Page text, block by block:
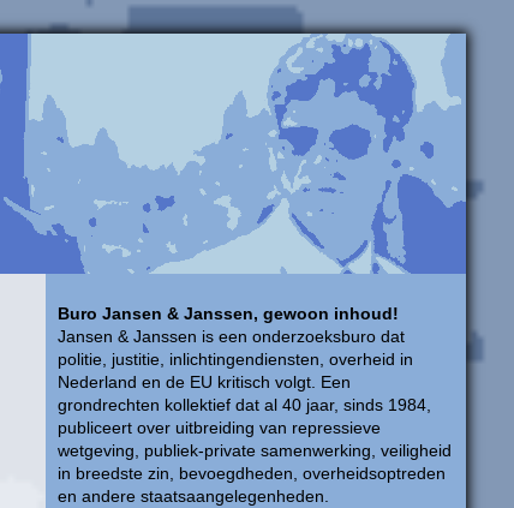
Buro Jansen & Janssen, gewoon inhoud!
Jansen & Janssen is een onderzoeksburo dat
politie, justitie, inlichtingendiensten, overheid in
Nederland en de EU kritisch volgt. Een
grondrechten kollektief dat al 40 jaar, sinds 1984,
publiceert over uitbreiding van repressieve
wetgeving, publiek-private samenwerking, veiligheid
in breedste zin, bevoegdheden, overheidsoptreden
en andere staatsaangelegenheden.